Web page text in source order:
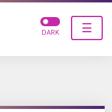
☰
DARK